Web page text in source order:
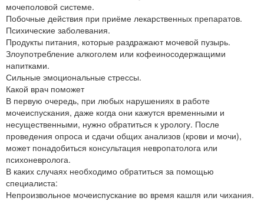
мочеполовой системе.
Побочные действия при приёме лекарственных препаратов.
Психические заболевания.
Продукты питания, которые раздражают мочевой пузырь.
Злоупотребление алкоголем или кофеиносодержащими
напитками.
Сильные эмоциональные стрессы.
Какой врач поможет
В первую очередь, при любых нарушениях в работе
мочеиспускания, даже когда они кажутся временными и
несущественными, нужно обратиться к урологу. После
проведения опроса и сдачи общих анализов (крови и мочи),
может понадобиться консультация невропатолога или
психоневролога.
В каких случаях необходимо обратиться за помощью
специалиста:
Непроизвольное мочеиспускание во время кашля или чихания.